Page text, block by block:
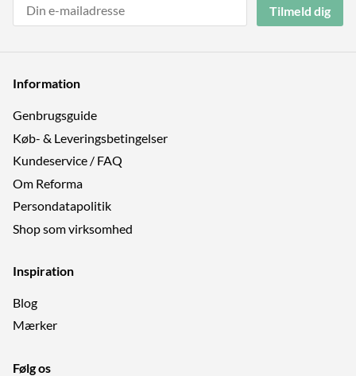
Tilmeld dig
Information
Genbrugs­guide
Køb- & Leveringsbetingelser
Kundeservice / FAQ
Om Reforma
Persondatapolitik
Shop som virksomhed
Inspiration
Blog
Mærker
Følg os